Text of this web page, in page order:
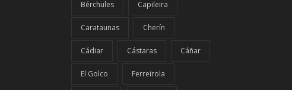
Bérchules Capileira
Carataunas Cherín
Cádiar Cástaras Cáñar
El Golco Ferreirola